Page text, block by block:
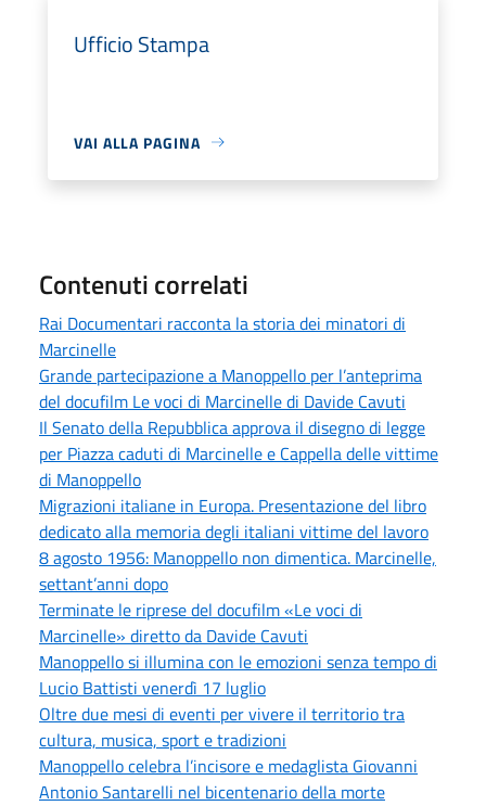
Ufficio Stampa
VAI ALLA PAGINA
Contenuti correlati
Rai Documentari racconta la storia dei minatori di
Marcinelle
Grande partecipazione a Manoppello per l’anteprima
del docufilm Le voci di Marcinelle di Davide Cavuti
Il Senato della Repubblica approva il disegno di legge
per Piazza caduti di Marcinelle e Cappella delle vittime
di Manoppello
Migrazioni italiane in Europa. Presentazione del libro
dedicato alla memoria degli italiani vittime del lavoro
8 agosto 1956: Manoppello non dimentica. Marcinelle,
settant’anni dopo
Terminate le riprese del docufilm «Le voci di
Marcinelle» diretto da Davide Cavuti
Manoppello si illumina con le emozioni senza tempo di
Lucio Battisti venerdì 17 luglio
Oltre due mesi di eventi per vivere il territorio tra
cultura, musica, sport e tradizioni
Manoppello celebra l’incisore e medaglista Giovanni
Antonio Santarelli nel bicentenario della morte